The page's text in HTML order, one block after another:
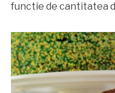
functie de cantitatea